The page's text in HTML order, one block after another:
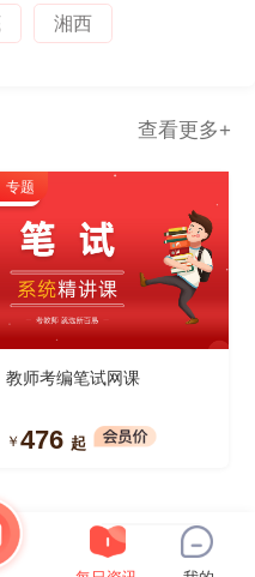
湘西
查看更多+
专题
教师考编笔试网课
￥ 476 起
习无止境